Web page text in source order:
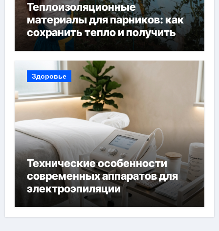
Теплоизоляционные
материалы для парников: как
сохранить тепло и получить
богатый урожай
Здоровье
Технические особенности
современных аппаратов для
электроэпиляции